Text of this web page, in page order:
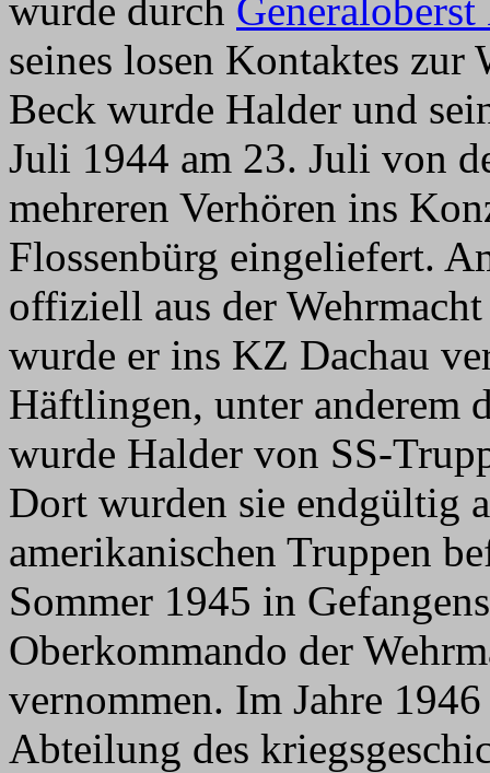
wurde durch
seines losen Kontaktes
Beck wurde Halder und
Juli 1944 am 23. Juli von
mehreren Verhören ins
Flossenbürg eingeliefert.
offiziell aus der
wurde er ins KZ Dachau
Häftlingen, unter anderem
wurde Halder von SS-
Dort wurden sie endgültig
amerikanischen Truppen
Sommer 1945 in
Oberkommando der
vernommen. Im Jahre
Abteilung des